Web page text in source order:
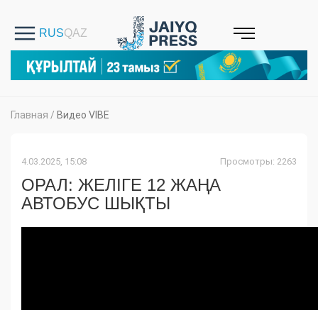
Главная / Видео VIBE
4.03.2025, 15:08 Просмотры: 2263
ОРАЛ: ЖЕЛІГЕ 12 ЖАҢА
АВТОБУС ШЫҚТЫ